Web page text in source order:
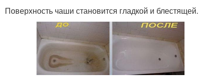
Поверхность чаши становится гладкой и блестящей.